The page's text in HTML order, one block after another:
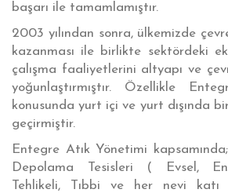
başarı ile tamamlamıştır.
2003 yılından sonra, ülkemizde
kazanması ile birlikte sektördeki
çalışma faaliyetlerini altyapı ve
yoğunlaştırmıştır. Özellikle
konusunda yurt içi ve yurt dışında
geçirmiştir.
Entegre Atık Yönetimi
Depolama Tesisleri ( Evsel,
Tehlikeli, Tıbbi ve her nevi katı